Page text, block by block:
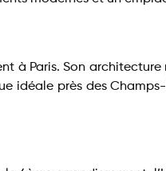
à Paris. Son
idéale près des